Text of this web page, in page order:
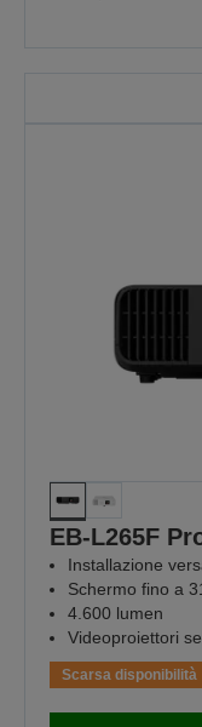
EB-L265F
Installazione
Schermo fino a
4.600 lumen
Videoproiettori
Scarsa disponibilità